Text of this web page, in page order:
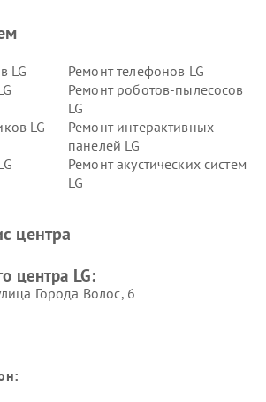
LG
Ремонт телефонов LG
Ремонт роботов-пылесосов
LG
LG
Ремонт интерактивных
панелей LG
Ремонт акустических систем
LG
камер
Ремонт вертикальных
центра
центра LG:
Города Волос, 6